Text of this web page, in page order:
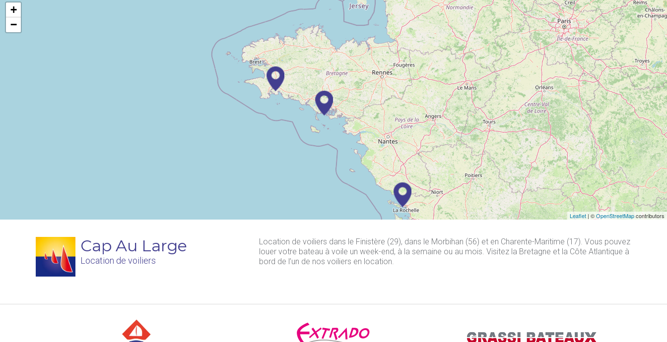
+
−
Leaflet | ©OpenStreetMapcontributors
Cap Au Large
Location de voiliers
Location de voiliers dans le Finistère (29), dans le Morbihan (56) et en Charente-Maritime (17). Vous pouvez
louer votre bateau à voile un week-end, à la semaine ou au mois. Visitez la Bretagne et la Côte Atlantique à
bord de l’un de nos voiliers en location.